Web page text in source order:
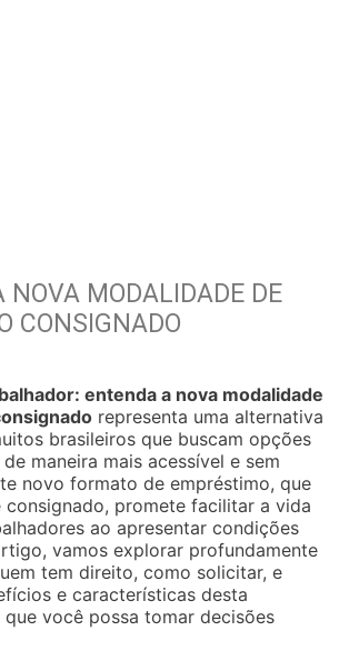
NOVA MODALIDADE DE
CONSIGNADO
entenda a nova modalidade
representa uma alternativa
brasileiros que buscam opções
maneira mais acessível e sem
novo formato de empréstimo, que
consignado, promete facilitar a vida
ao apresentar condições
vamos explorar profundamente
tem direito, como solicitar, e
e características desta
você possa tomar decisões